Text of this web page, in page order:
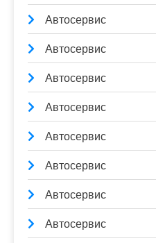
Автосервис
Автосервис
Автосервис
Автосервис
Автосервис
Автосервис
Автосервис
Автосервис